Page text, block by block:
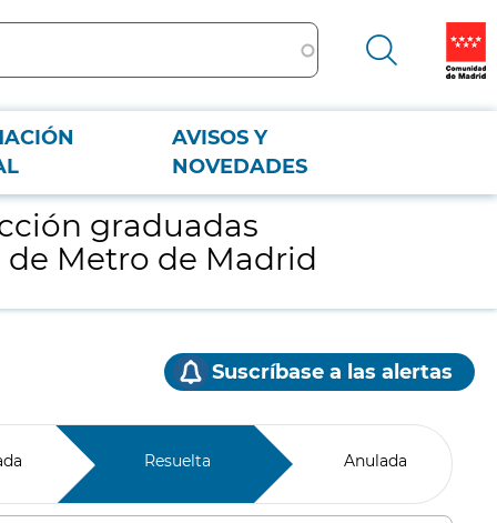
AVISOS Y
NOVEDADES
de Madrid
graduadas
Metro de Madrid
Suscríbase a las alertas
Resuelta Anulada